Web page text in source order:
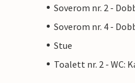
Soverom nr. 2 -
Soverom nr. 4 -
Stue
Toalett nr. 2 - WC: